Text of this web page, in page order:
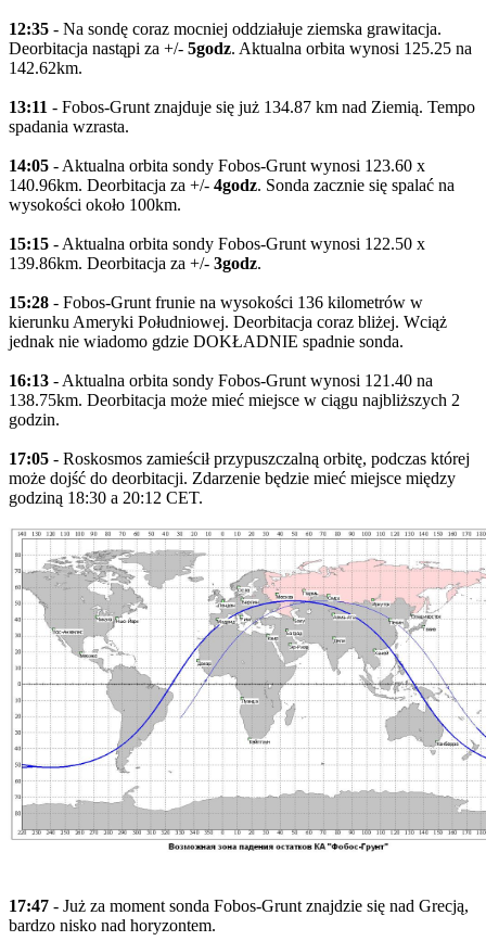
12:35 - Na sondę coraz mocniej oddziałuje ziemska grawitacja.
Deorbitacja nastąpi za +/- 5godz. Aktualna orbita wynosi 125.25 na
142.62km.
13:11 - Fobos-Grunt znajduje się już 134.87 km nad Ziemią. Tempo
spadania wzrasta.
14:05 - Aktualna orbita sondy Fobos-Grunt wynosi 123.60 x
140.96km. Deorbitacja za +/- 4godz. Sonda zacznie się spalać na
wysokości około 100km.
15:15 - Aktualna orbita sondy Fobos-Grunt wynosi 122.50 x
139.86km. Deorbitacja za +/- 3godz.
15:28 - Fobos-Grunt frunie na wysokości 136 kilometrów w
kierunku Ameryki Południowej. Deorbitacja coraz bliżej. Wciąż
jednak nie wiadomo gdzie DOKŁADNIE spadnie sonda.
16:13 - Aktualna orbita sondy Fobos-Grunt wynosi 121.40 na
138.75km. Deorbitacja może mieć miejsce w ciągu najbliższych 2
godzin.
17:05 - Roskosmos zamieścił przypuszczalną orbitę, podczas której
może dojść do deorbitacji. Zdarzenie będzie mieć miejsce między
godziną 18:30 a 20:12 CET.
17:47 - Już za moment sonda Fobos-Grunt znajdzie się nad Grecją,
bardzo nisko nad horyzontem.